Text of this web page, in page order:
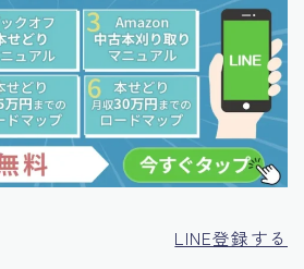
LINE登録する